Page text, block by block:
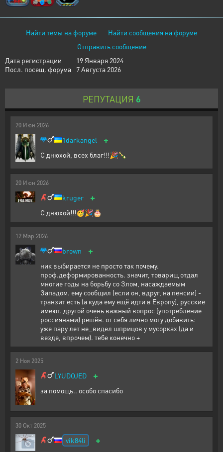
Найти темы на форуме
Найти сообщения на форуме
Отправить сообщение
Дата регистрации
19 Января 2024
Посл. посещ. форума
7 Августа 2026
РЕПУТАЦИЯ 6
20 Июн 2026
1darkangel +
С днюхой, всех благ!!!🎉🍾
20 Июн 2026
kruger +
С днюхой!!!🥳🎉🎂
12 Мар 2026
brown +
ник выбирается не просто так почему.
проф.деформированность. значит, товарищ отдал
многие годы на борьбу со Злом, насаждаемым
Западом. ему сообщил (если он, вдруг, на пенсии) -
транзит есть (а куда ему ещё идти в Европу), русские
имеют. другой очень важный вопрос (употребление
россиянами) решён. от себя лично могу добавить:
уже пару лет не_видел шприцов у мусорках (да и
везде, впрочем). тебе конечно +
2 Ноя 2025
LYUDOJED +
за помощь.. особо спасибо
30 Окт 2025
vik84li +